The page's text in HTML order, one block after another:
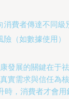
消費者傳達不同級
險（如數據使用）
發展的關鍵在于祛
實需求與信任為核
時，消費者才會用